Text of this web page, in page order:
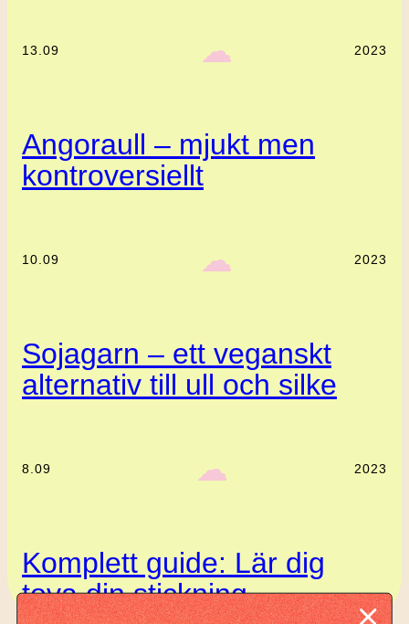
13.09 ‎ ‎‎ ☁︎‎‎ 2023
Angoraull – mjukt men
kontroversiellt
10.09 ‎ ‎‎ ☁︎‎‎ 2023
Sojagarn – ett veganskt
alternativ till ull och silke
8.09 ‎ ‎‎ ☁︎‎‎ 2023
Komplett guide: Lär dig
tova din stickning